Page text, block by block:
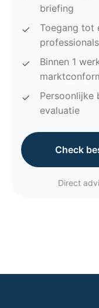
briefing
Toegang tot
professionals
Binnen 1
Persoonlijke
evaluatie
Check
Direct